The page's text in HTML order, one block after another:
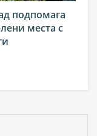
подпомага
места с